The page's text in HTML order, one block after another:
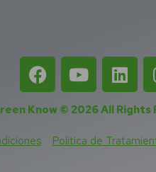
Know © 2026All Rights
Política de